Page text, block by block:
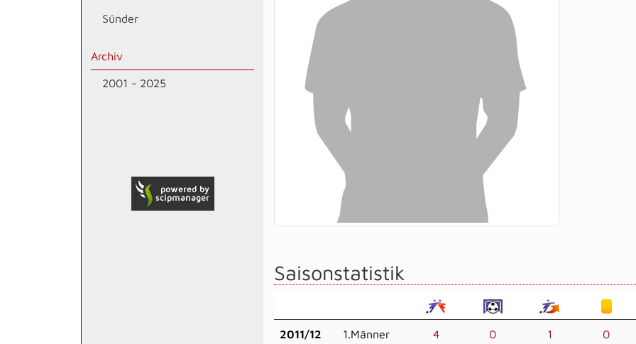
Sünder
Archiv
2001 - 2025
Saisonstatistik
2011/12 1.Männer 4 0 1 0